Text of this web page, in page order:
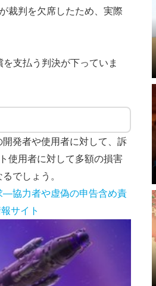
裁判を欠席したため、実際
支払う判決が下っていま
発者や使用者に対して、訴
使用者に対して多額の損害
でしょう。
―協力者や虚偽の申告含め責
サイト